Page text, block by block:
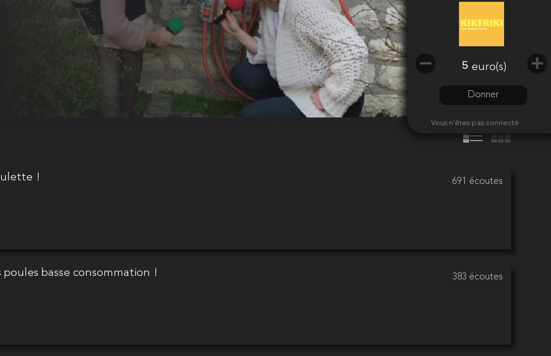
Soyez le
! 691 écoutes
poules basse consommation ! 383 écoutes
euro(s)
Donner
Vous n'êtes pas connecté